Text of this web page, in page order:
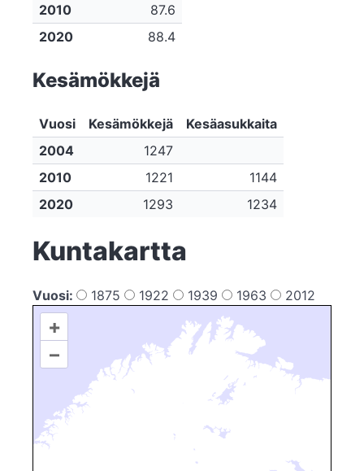
2010
87.6
2020
88.4
Kesämökkejä
Vuosi Kesämökkejä
Kesäasukkaita
2004
1247
2010
1221
1144
2020
1293 1234
Kuntakartta
Vuosi: 1875 1922 1939 1963 2012
+
–